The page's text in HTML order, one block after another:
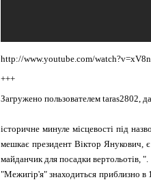
http://www.youtube.com/
+++
Загружено пользователем taras2802,
історичне минуле місцевості під
мешкає президент Віктор Янукович,
майданчик для посадки вертольотів, ".
"Межигір'я" знаходиться приблизно в